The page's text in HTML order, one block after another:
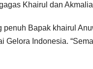
Khairul dan
penuh Bapak khairul
Gelora Indonesia.